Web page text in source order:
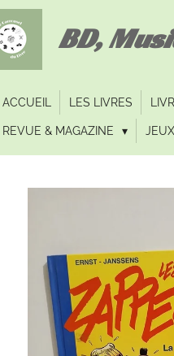
BD,
ACCUEIL LES LIVRES
REVUE & MAGAZINE